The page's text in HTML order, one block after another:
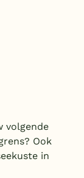
volgende
Ook
in